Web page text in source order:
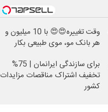
وقت تغییره😍😍 با 10 میلیون و
هر بانک مو، موی طبیعی بکار
برای سازندگی ایرانمان | 75%
تخفیف اشتراک مناقصات مزایدات
کشور